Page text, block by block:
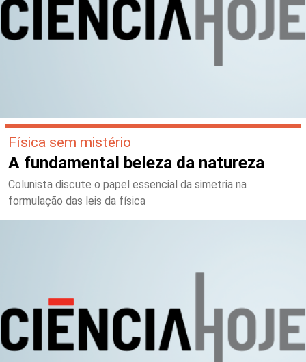
Física sem mistério
A fundamental beleza da natureza
Colunista discute o papel essencial da simetria na
formulação das leis da física